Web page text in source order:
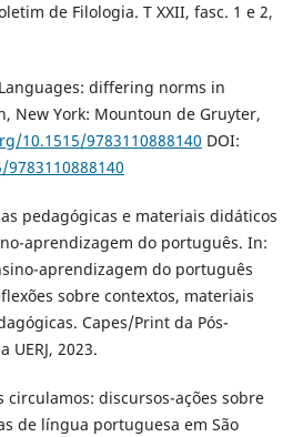
de Filologia. T XXII, fasc. 1 e 2,
differing norms in
New York: Mountoun de Gruyter,
10.1515/9783110888140 DOI:
pedagógicas e materiais didáticos
aprendizagem do português. In:
aprendizagem do português
sobre contextos, materiais
Capes/Print da Pós-
UERJ, 2023.
circulamos: discursos-ações sobre
de língua portuguesa em São